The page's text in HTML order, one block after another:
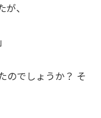
、
のでしょうか？ そ